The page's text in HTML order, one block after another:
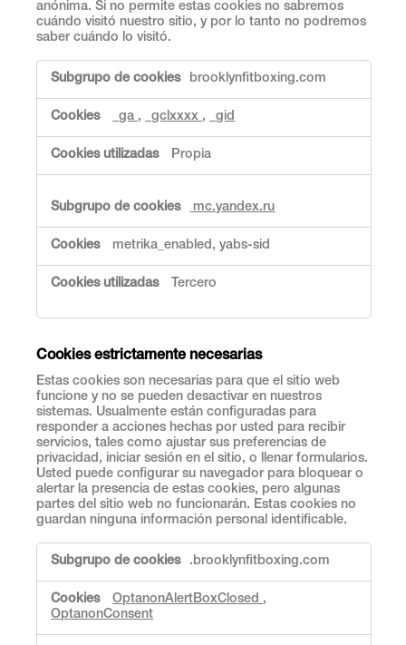
anónima. Si no permite estas cookies no sabremos
cuándo visitó nuestro sitio, y por lo tanto no podremos
saber cuándo lo visitó.
o
i
s
n
t
o
brooklynfitboxing.com
_ga , _gclxxxx , _gid
Propia
mc.yandex.ru
metrika_enabled, yabs-sid
Tercero
Cookies estrictamente necesarias
Estas cookies son necesarias para que el sitio web
funcione y no se pueden desactivar en nuestros
sistemas. Usualmente están configuradas para
responder a acciones hechas por usted para recibir
servicios, tales como ajustar sus preferencias de
privacidad, iniciar sesión en el sitio, o llenar formularios.
Usted puede configurar su navegador para bloquear o
alertar la presencia de estas cookies, pero algunas
partes del sitio web no funcionarán. Estas cookies no
guardan ninguna información personal identificable.
o
e
.brooklynfitboxing.com
OptanonAlertBoxClosed ,
OptanonConsent